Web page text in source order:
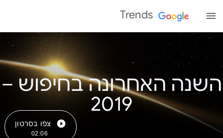
Trends
השנה האחרונה בחיפוש –
צפו בסרטון
02:06